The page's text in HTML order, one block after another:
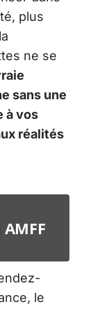
plus
ne se
sans une
à vos
réalités
le